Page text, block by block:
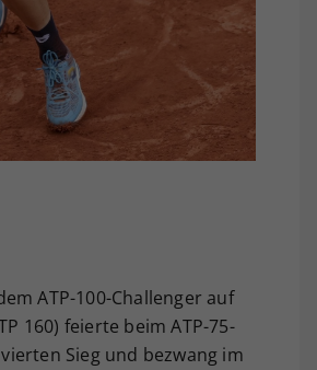
ATP-100-Challenger auf
160) feierte beim ATP-75-
Sieg und bezwang im